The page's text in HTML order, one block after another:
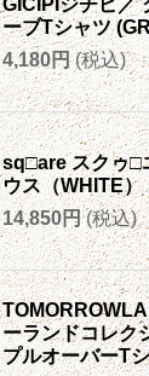
ーブTシャツ
4,180円 (税込)
sq□are スクゥ□
ウス（WHITE）
14,850円 (税込)
ーランドコレク
プルオーバーT